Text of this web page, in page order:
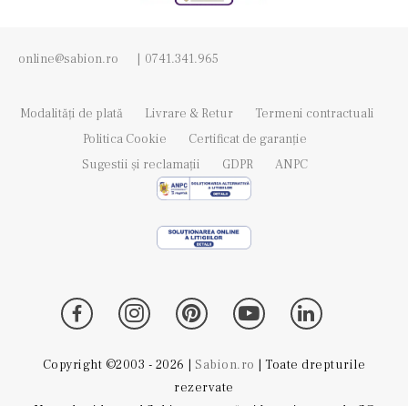
online@sabion.ro | 0741.341.965
Modalități de plată Livrare & Retur
Termeni contractuali
Politica Cookie
Certificat de garanție
Sugestii și reclamații
GDPR ANPC
Copyright ©2003 - 2026 | Sabion.ro | Toate drepturile
rezervate